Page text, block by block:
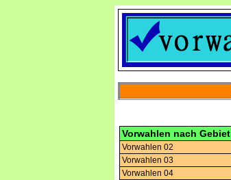
Vorwahlen nach Gebiet
Vorwahlen 02
Vorwahlen 03
Vorwahlen 04